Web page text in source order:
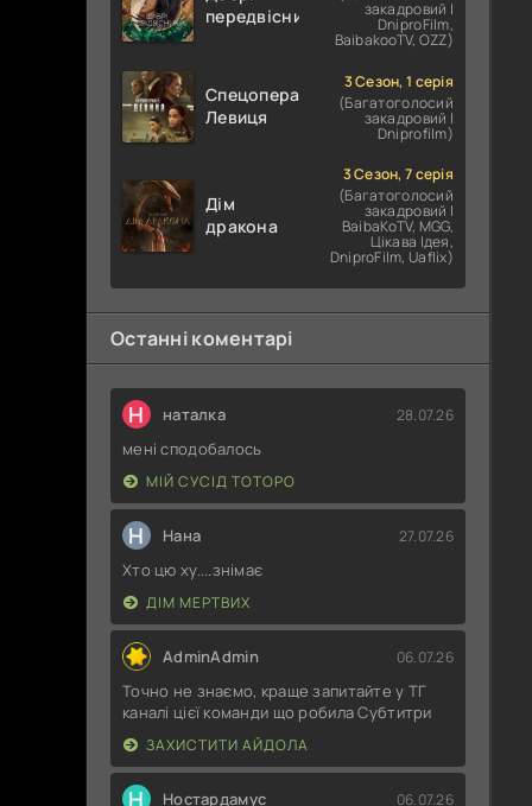
передвісники
закадровий |
DniproFilm,
BaibakooTV, OZZ)
Спецоперації:
Левиця
3 Сезон, 1 серія
(Багатоголосий
закадровий |
Dniprofilm)
Дім
дракона
3 Сезон, 7 серія
(Багатоголосий
закадровий |
BaibaKoTV, MGG,
Цікава Ідея,
DniproFilm, Uaflix)
Останні коментарі
Н наталка 28.07.26
мені сподобалось
МІЙ СУСІД ТОТОРО
Н Нана 27.07.26
Хто цю ху....знімає
ДІМ МЕРТВИХ
AdminAdmin 06.07.26
Точно не знаємо, краще запитайте у ТГ
каналі цієї команди що робила Субтитри
ЗАХИСТИТИ АЙДОЛА
Н Ностардамус 06.07.26